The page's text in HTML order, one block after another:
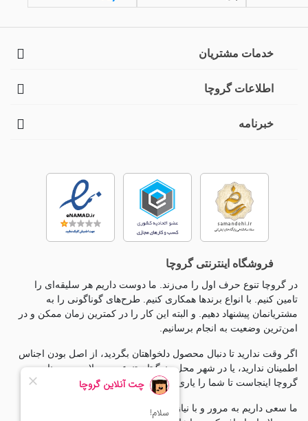
خدمات مشتریان
اطلاعات گروچا
خبرنامه
فروشگاه اینترنتی گروچا
در گروچا تنوع حرف اول را می‌زند. ما دوست داریم هر سلیقه‌ای را
تامین کنیم. با انواع برندها همکاری کنیم. طرح‌های گوناگونی را به
مشتریانمان پیشنهاد دهیم. و البته این کار را در کمترین زمان ممکن و در
امن‌ترین وضعیت به انجام برسانیم.
اگر وقت ندارید تا دنبال محصول دلخواهتان بگردید، از اصل بودن اجناس
اطمینان ندارید، یا در شهر محل زندگیتان تنوع محصولات بی معناست،
گروچا اینجاست تا شما را یاری کند.
ما سعی داریم به مرور و با نیاز سنجی مخاطبانمان به گروه